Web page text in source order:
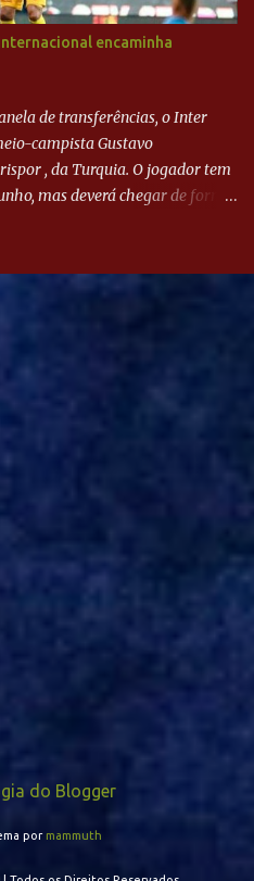
encaminha
de transferências, o Inter
campista Gustavo
, da Turquia. O jogador tem
mas deverá chegar de forma
da Itália, e Ludogorets, da
foi a Chapecoense, em 2020.
Beira-Rio para ser mais uma
de meio-campo. Atualmente, na
atuando como volante, mas
Inter encaminha
do Blogger
por mammuth